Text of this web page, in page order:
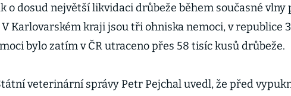
o dosud největší likvidaci drůbeže během současné vlny
Karlovarském kraji jsou tři ohniska nemoci, v republice
bylo zatím v ČR utraceno přes 58 tisíc kusů drůbeže.
veterinární správy Petr Pejchal uvedl, že před